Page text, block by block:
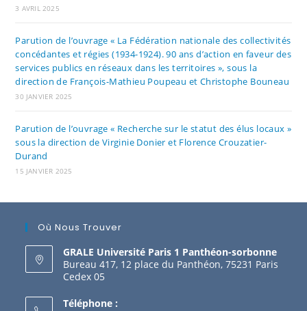
3 AVRIL 2025
Parution de l’ouvrage « La Fédération nationale des collectivités
concédantes et régies (1934-1924). 90 ans d’action en faveur des
services publics en réseaux dans les territoires », sous la
direction de François-Mathieu Poupeau et Christophe Bouneau
30 JANVIER 2025
Parution de l’ouvrage « Recherche sur le statut des élus locaux »
sous la direction de Virginie Donier et Florence Crouzatier-
Durand
15 JANVIER 2025
Où Nous Trouver
GRALE Université Paris 1 Panthéon-sorbonne
Bureau 417, 12 place du Panthéon, 75231 Paris
Cedex 05
Téléphone :